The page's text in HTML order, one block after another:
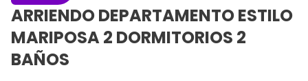
ARRIENDO DEPARTAMENTO ESTILO
MARIPOSA 2 DORMITORIOS 2
BAÑOS